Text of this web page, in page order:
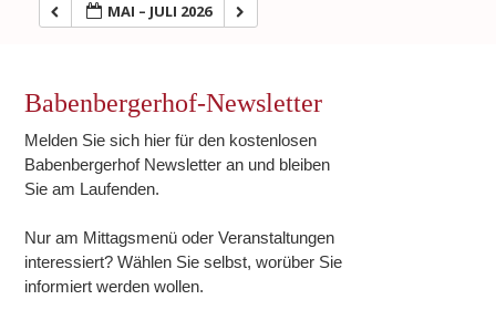
MAI – JULI 2026
Babenbergerhof-Newsletter
Melden Sie sich hier für den kostenlosen
Babenbergerhof Newsletter an und bleiben
Sie am Laufenden.
Nur am Mittagsmenü oder Veranstaltungen
interessiert? Wählen Sie selbst, worüber Sie
informiert werden wollen.